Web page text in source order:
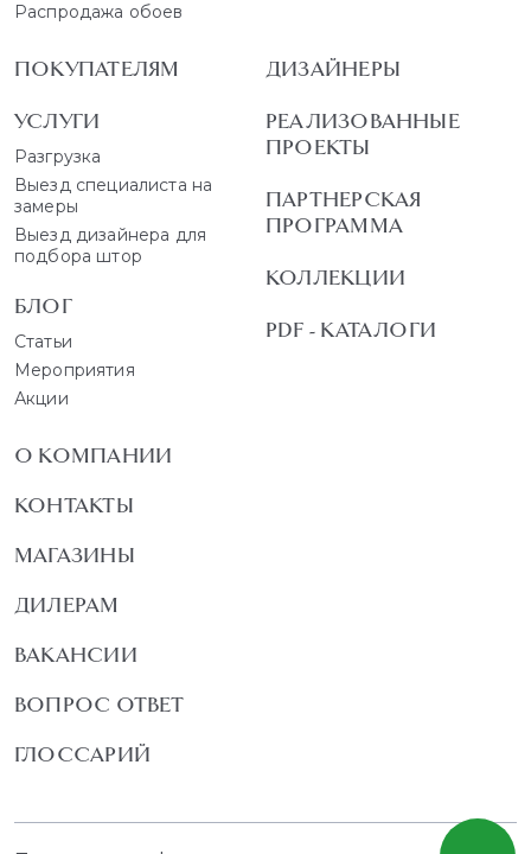
Распродажа обоев
ПОКУПАТЕЛЯМ
УСЛУГИ
Разгрузка
Выезд специалиста на
замеры
Выезд дизайнера для
подбора штор
БЛОГ
Статьи
Мероприятия
Акции
ДИЗАЙНЕРЫ
РЕАЛИЗОВАННЫЕ
ПРОЕКТЫ
ПАРТНЕРСКАЯ
ПРОГРАММА
КОЛЛЕКЦИИ
PDF - КАТАЛОГИ
О КОМПАНИИ
КОНТАКТЫ
МАГАЗИНЫ
ДИЛЕРАМ
ВАКАНСИИ
ВОПРОС ОТВЕТ
ГЛОССАРИЙ